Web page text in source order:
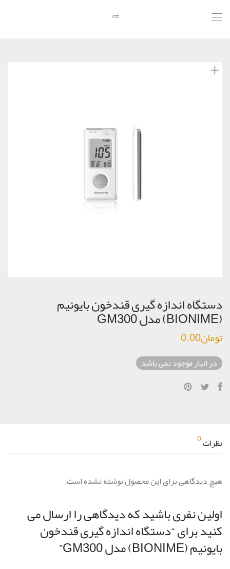
دستگاه اندازه گیری قندخون بایونیم
(BIONIME) مدل GM300
تومان0.00
در انبار موجود نمی باشد
نظرات0
هیچ دیدگاهی برای این محصول نوشته نشده است.
اولین نفری باشید که دیدگاهی را ارسال می
کنید برای “دستگاه اندازه گیری قندخون
بایونیم (BIONIME) مدل GM300”